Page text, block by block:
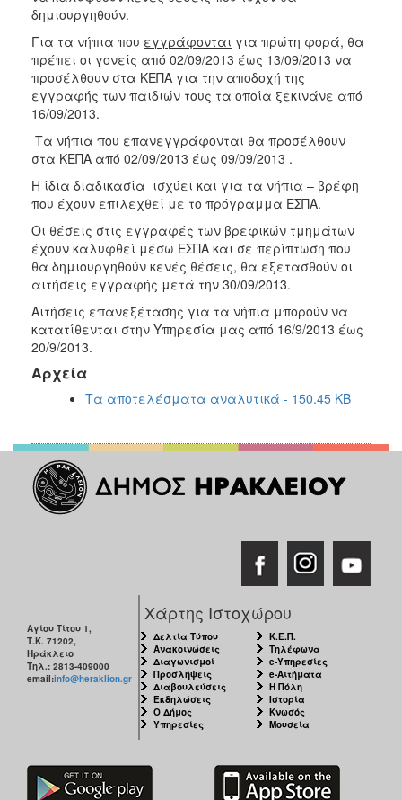
ΤΟΠΟΣ
ΠΟΛΙΤΙΣΜΟΣ
ΑΝΘΕΚΤΙΚΗ
δημιουργηθούν.
Για τα νήπια που εγγράφονται για πρώτη φορά, θα
πρέπει οι γονείς από 02/09/2013 έως 13/09/2013 να
προσέλθουν στα ΚΕΠΑ για την αποδοχή της
εγγραφής των παιδιών τους τα οποία ξεκινάνε από
16/09/2013.
Τα νήπια που επανεγγράφονται θα προσέλθουν
στα ΚΕΠΑ από 02/09/2013 έως 09/09/2013 .
Η ίδια διαδικασία ισχύει και για τα νήπια – βρέφη
που έχουν επιλεχθεί με το πρόγραμμα ΕΣΠΑ.
Οι θέσεις στις εγγραφές των βρεφικών τμημάτων
έχουν καλυφθεί μέσω ΕΣΠΑ και σε περίπτωση που
θα δημιουργηθούν κενές θέσεις, θα εξετασθούν οι
αιτήσεις εγγραφής μετά την 30/09/2013.
Αιτήσεις επανεξέτασης για τα νήπια μπορούν να
κατατίθενται στην Υπηρεσία μας από 16/9/2013 έως
20/9/2013.
Αρχεία
Τα αποτελέσματα αναλυτικά - 150.45 KB
Αγίου Τίτου 1,
Τ.Κ. 71202,
Ηράκλειο
Τηλ.: 2813-409000
email:info@heraklion.gr
Χάρτης Ιστοχώρου
Δελτία Τύπου
Ανακοινώσεις
Διαγωνισμοί
Προσλήψεις
Διαβουλεύσεις
Εκδηλώσεις
Ο Δήμος
Υπηρεσίες
Κ.Ε.Π.
Τηλέφωνα
e-Υπηρεσίες
e-Αιτήματα
Η Πόλη
Ιστορία
Κνωσός
Μουσεία